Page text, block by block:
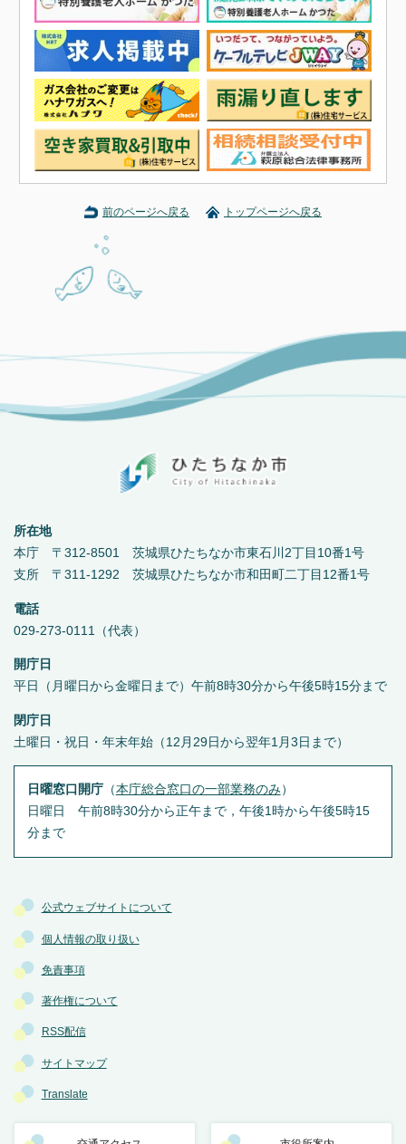
前のページへ戻る トップページへ戻る
公式ウェブサイトについて
個人情報の取り扱い
免責事項
著作権について
RSS配信
サイトマップ
Translate
所在地
本庁 〒312-8501 茨城県ひたちなか市東石川2丁目10番1号
支所 〒311-1292 茨城県ひたちなか市和田町二丁目12番1号
電話
029-273-0111（代表）
開庁日
平日（月曜日から金曜日まで）午前8時30分から午後5時15分まで
閉庁日
土曜日・祝日・年末年始（12月29日から翌年1月3日まで）
日曜窓口開庁（本庁総合窓口の一部業務のみ ）
日曜日 午前8時30分から正午まで，午後1時から午後5時15
分まで